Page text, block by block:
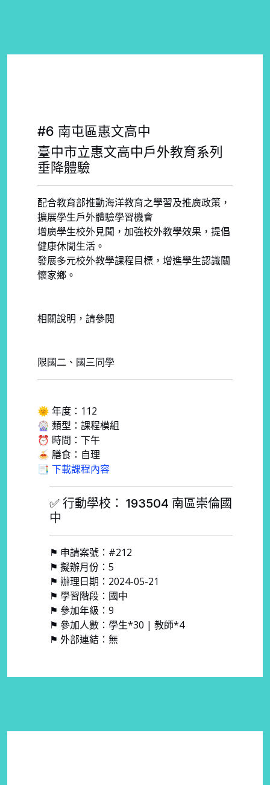
#6 南屯區惠文高中
臺中市立惠文高中戶外教育系列
垂降體驗
配合教育部推動海洋教育之學習及推廣政策，
擴展學生戶外體驗學習機會
增廣學生校外見聞，加強校外教學效果，提倡
健康休閒生活。
發展多元校外教學課程目標，增進學生認識關
懷家鄉。
相關說明，請參閱
限國二、國三同學
🌞 年度：112
🎡 類型：課程模組
⏰ 時間：下午
🍝 膳食：自理
📑 下載課程內容
✅ 行動學校： 193504 南區崇倫國
中
⚑ 申請案號：#212
⚑ 擬辦月份：5
⚑ 辦理日期：2024-05-21
⚑ 學習階段：國中
⚑ 參加年級：9
⚑ 參加人數：學生*30 | 教師*4
⚑ 外部連結：無